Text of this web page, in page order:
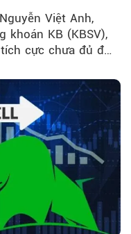
Việt Anh,
khoán KB (KBSV),
cực chưa đủ để